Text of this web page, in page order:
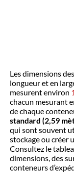
Les dimensions
longueur et en
mesurent environ
chacun mesurant
de chaque
standard (2,59
qui sont souvent
stockage ou créer
Consultez le
dimensions, des
conteneurs